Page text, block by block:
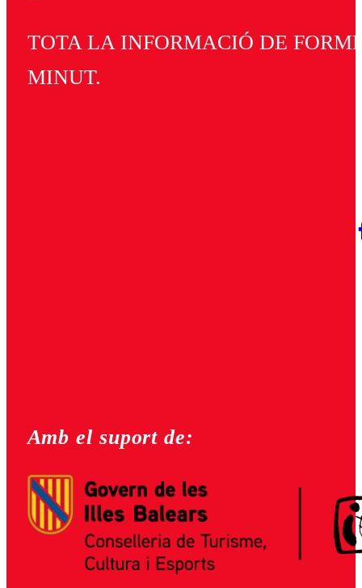
TOTA LA INFORMACIÓ DE
MINUT.
Amb el suport de: